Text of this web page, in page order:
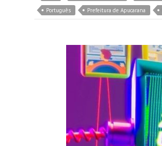
Português
Prefeitura de Apucarana